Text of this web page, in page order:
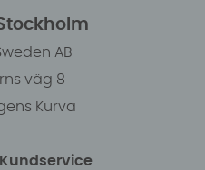
AB
väg 8
Kurva